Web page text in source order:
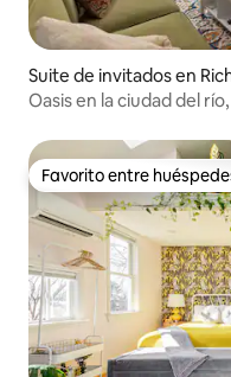
Suite de invitados en
Oasis en la ciudad del
Favorito entre
Favorito entre